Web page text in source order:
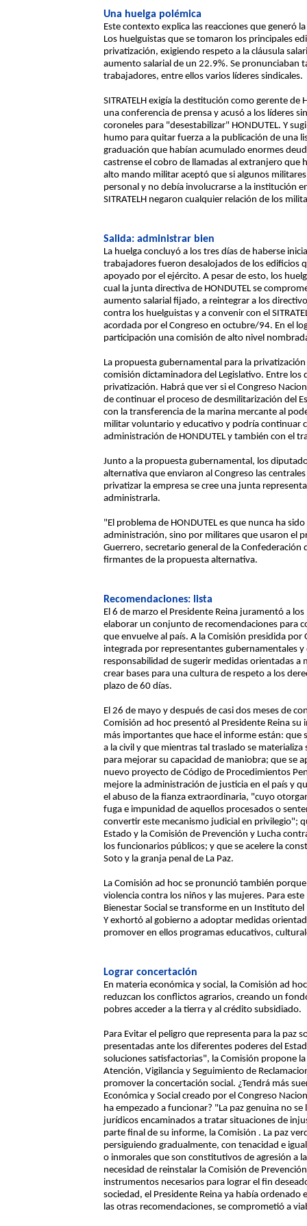
Una huelga polémica
Este contexto explica las reacciones que generó
Los huelguistas que se tomaron los principales
privatización, exigiendo respeto a la cláusula
aumento salarial de un 22.9%. Se pronunciaban
trabajadores, entre ellos varios líderes sindicales.
SITRATELH exigía la destitución como gerente
una conferencia de prensa y acusó a los líderes
coroneles para "desestabilizar" HONDUTEL. Y
humo para quitar fuerza a la publicación de una
graduación que habían acumulado enormes
castrense el cobro de llamadas al extranjero que
alto mando militar aceptó que si algunos
personal y no debía involucrarse a la institución
SITRATELH negaron cualquier relación de los
Salida: administrar bien
La huelga concluyó a los tres días de haberse
trabajadores fueron desalojados de los edificios
apoyado por el ejército. A pesar de esto, los
cual la junta directiva de HONDUTEL se
aumento salarial fijado, a reintegrar a los
contra los huelguistas y a convenir con el
acordada por el Congreso en octubre/94. En el
participación una comisión de alto nivel
La propuesta gubernamental para la
comisión dictaminadora del Legislativo. Entre
privatización. Habrá que ver si el Congreso
de continuar el proceso de desmilitarización del
con la transferencia de la marina mercante al
militar voluntario y educativo y podría continuar
administración de HONDUTEL y también con el
Junto a la propuesta gubernamental, los
alternativa que enviaron al Congreso las
privatizar la empresa se cree una junta
administrarla.
"El problema de HONDUTEL es que nunca ha
administración, sino por militares que usaron el
Guerrero, secretario general de la Confederación
firmantes de la propuesta alternativa.
Recomendaciones: lista
El 6 de marzo el Presidente Reina juramentó a
elaborar un conjunto de recomendaciones para
que envuelve al país. A la Comisión presidida por
integrada por representantes gubernamentales y
responsabilidad de sugerir medidas orientadas
crear bases para una cultura de respeto a los
plazo de 60 días.
El 26 de mayo y después de casi dos meses de
Comisión ad hoc presentó al Presidente Reina
más importantes que hace el informe están: que
a la civil y que mientras tal traslado se
para mejorar su capacidad de maniobra; que se
nuevo proyecto de Código de Procedimientos
mejore la administración de justicia en el país y
el abuso de la fianza extraordinaria, "cuyo
fuga e impunidad de aquellos procesados o
convertir este mecanismo judicial en privilegio";
Estado y la Comisión de Prevención y Lucha
los funcionarios públicos; y que se acelere la
Soto y la granja penal de La Paz.
La Comisión ad hoc se pronunció también
violencia contra los niños y las mujeres. Para
Bienestar Social se transforme en un Instituto
Y exhortó al gobierno a adoptar medidas
promover en ellos programas educativos,
Lograr concertación
En materia económica y social, la Comisión ad
reduzcan los conflictos agrarios, creando un
pobres acceder a la tierra y al crédito subsidiado.
Para Evitar el peligro que representa para la paz
presentadas ante los diferentes poderes del
soluciones satisfactorias", la Comisión propone
Atención, Vigilancia y Seguimiento de
promover la concertación social. ¿Tendrá más
Económica y Social creado por el Congreso
ha empezado a funcionar? "La paz genuina no
jurídicos encaminados a tratar situaciones de
parte final de su informe, la Comisión . La paz
persiguiendo gradualmente, con tenacidad e
o inmorales que son constitutivos de agresión a
necesidad de reinstalar la Comisión de
instrumentos necesarios para lograr el fin
sociedad, el Presidente Reina ya había ordenado
las otras recomendaciones, se comprometió a